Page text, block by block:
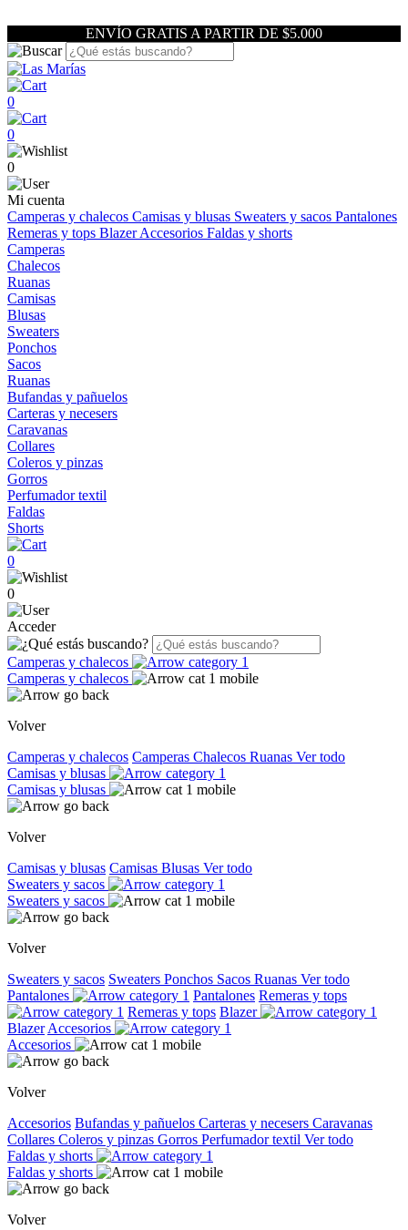
ENVÍO GRATIS A PARTIR DE $5.000
0
0
0
Mi cuenta
Camperas y chalecos Camisas y blusas Sweaters y sacos Pantalones
Remeras y tops BlazerAccesorios Faldas y shorts
Camperas
Chalecos
Ruanas
Camisas
Blusas
Sweaters
Ponchos
Sacos
Ruanas
Bufandas y pañuelos
Carteras y necesers
Caravanas
Collares
Coleros y pinzas
Gorros
Perfumador textil
Faldas
Shorts
0
0
Acceder
Camperas y chalecos
Camperas y chalecos
Volver
Camperas y chalecos Camperas Chalecos Ruanas Ver todo
Camisas y blusas
Camisas y blusas
Volver
Camisas y blusas Camisas Blusas Ver todo
Sweaters y sacos
Sweaters y sacos
Volver
Sweaters y sacos Sweaters Ponchos Sacos Ruanas Ver todo
Pantalones
Pantalones Remeras y tops
Remeras y tops Blazer
Blazer Accesorios
Accesorios
Volver
Accesorios Bufandas y pañuelos Carteras y necesers Caravanas
Collares Coleros y pinzas Gorros Perfumador textil Ver todo
Faldas y shorts
Faldas y shorts
Volver